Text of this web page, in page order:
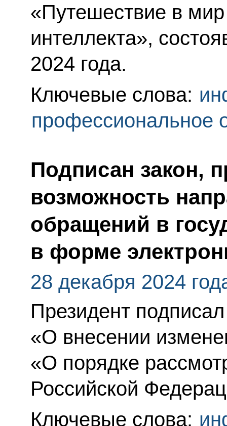
«Путешествие в мир
интеллекта»,
2024 года.
Ключевые слова:
профессиональное
Подписан закон,
возможность
обращений в
в форме
28 декабря 2024
Президент
«О внесении
«О порядке
Российской
Ключевые слова: